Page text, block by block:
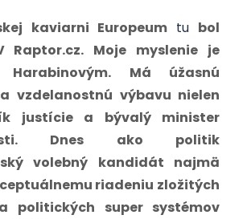
kaviarni Europeum tu bol
Raptor.cz. Moje myslenie je
Má úžasnú
vzdelanostnú výbavu nielen
justície a bývalý minister
Dnes ako politik
volebný kandidát najmä
riadeniu zložitých
politických super systémov